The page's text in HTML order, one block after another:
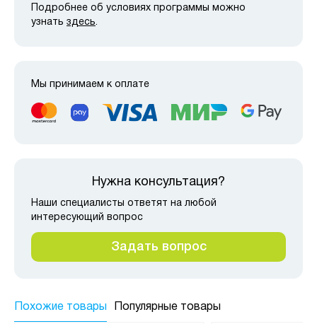
Подробнее об условиях программы можно
узнать здесь.
Мы принимаем к оплате
Нужна консультация?
Наши специалисты ответят на любой
интересующий вопрос
Задать вопрос
Похожие товары Популярные товары